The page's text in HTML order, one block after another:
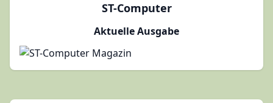
ST-Computer
Aktuelle Ausgabe